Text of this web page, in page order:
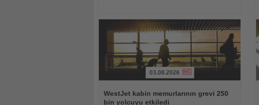
Oku
03.08.2026
WestJet kabin memurlarının grevi 250
bin yolcuyu etkiledi